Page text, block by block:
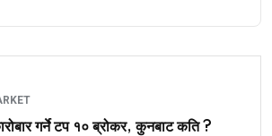
गर्ने टप १० ब्रोकर, कुनबाट कति ?